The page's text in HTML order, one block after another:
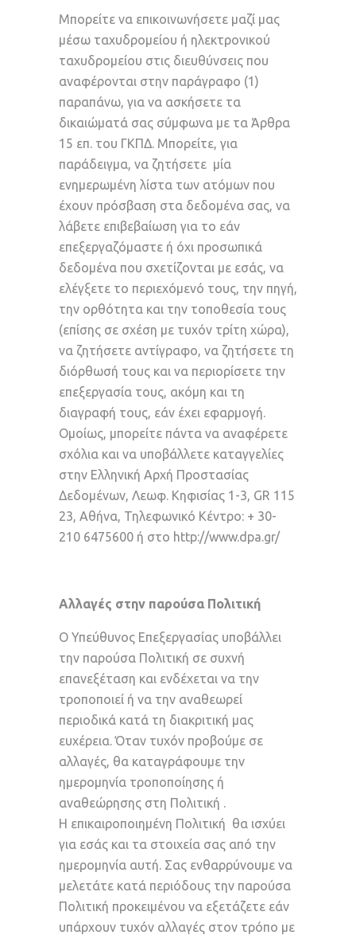
Μπορείτε να επικοινωνήσετε μαζί μας
μέσω ταχυδρομείου ή ηλεκτρονικού
ταχυδρομείου στις διευθύνσεις που
αναφέρονται στην παράγραφο (1)
παραπάνω, για να ασκήσετε τα
δικαιώματά σας σύμφωνα με τα Άρθρα
15 επ. του ΓΚΠΔ. Μπορείτε, για
παράδειγμα, να ζητήσετε μία
ενημερωμένη λίστα των ατόμων που
έχουν πρόσβαση στα δεδομένα σας, να
λάβετε επιβεβαίωση για το εάν
επεξεργαζόμαστε ή όχι προσωπικά
δεδομένα που σχετίζονται με εσάς, να
ελέγξετε το περιεχόμενό τους, την πηγή,
την ορθότητα και την τοποθεσία τους
(επίσης σε σχέση με τυχόν τρίτη χώρα),
να ζητήσετε αντίγραφο, να ζητήσετε τη
διόρθωσή τους και να περιορίσετε την
επεξεργασία τους, ακόμη και τη
διαγραφή τους, εάν έχει εφαρμογή.
Ομοίως, μπορείτε πάντα να αναφέρετε
σχόλια και να υποβάλλετε καταγγελίες
στην Ελληνική Αρχή Προστασίας
Δεδομένων, Λεωφ. Κηφισίας 1-3, GR 115
23, Αθήνα, Τηλεφωνικό Κέντρο: + 30-
210 6475600 ή στο http://www.dpa.gr/
Αλλαγές στην παρούσα Πολιτική
Ο Υπεύθυνος Επεξεργασίας υποβάλλει
την παρούσα Πολιτική σε συχνή
επανεξέταση και ενδέχεται να την
τροποποιεί ή να την αναθεωρεί
περιοδικά κατά τη διακριτική μας
ευχέρεια. Όταν τυχόν προβούμε σε
αλλαγές, θα καταγράφουμε την
ημερομηνία τροποποίησης ή
αναθεώρησης στη Πολιτική .
Η επικαιροποιημένη Πολιτική θα ισχύει
για εσάς και τα στοιχεία σας από την
ημερομηνία αυτή. Σας ενθαρρύνουμε να
μελετάτε κατά περιόδους την παρούσα
Πολιτική προκειμένου να εξετάζετε εάν
υπάρχουν τυχόν αλλαγές στον τρόπο με